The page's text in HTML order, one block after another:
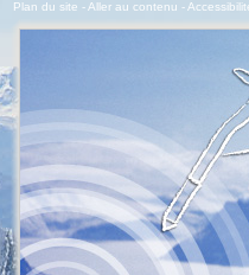
Plan du site - Aller au contenu -